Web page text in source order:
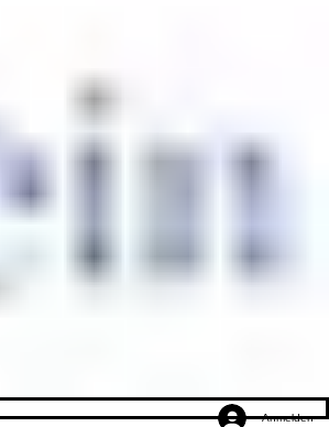
Anmelden